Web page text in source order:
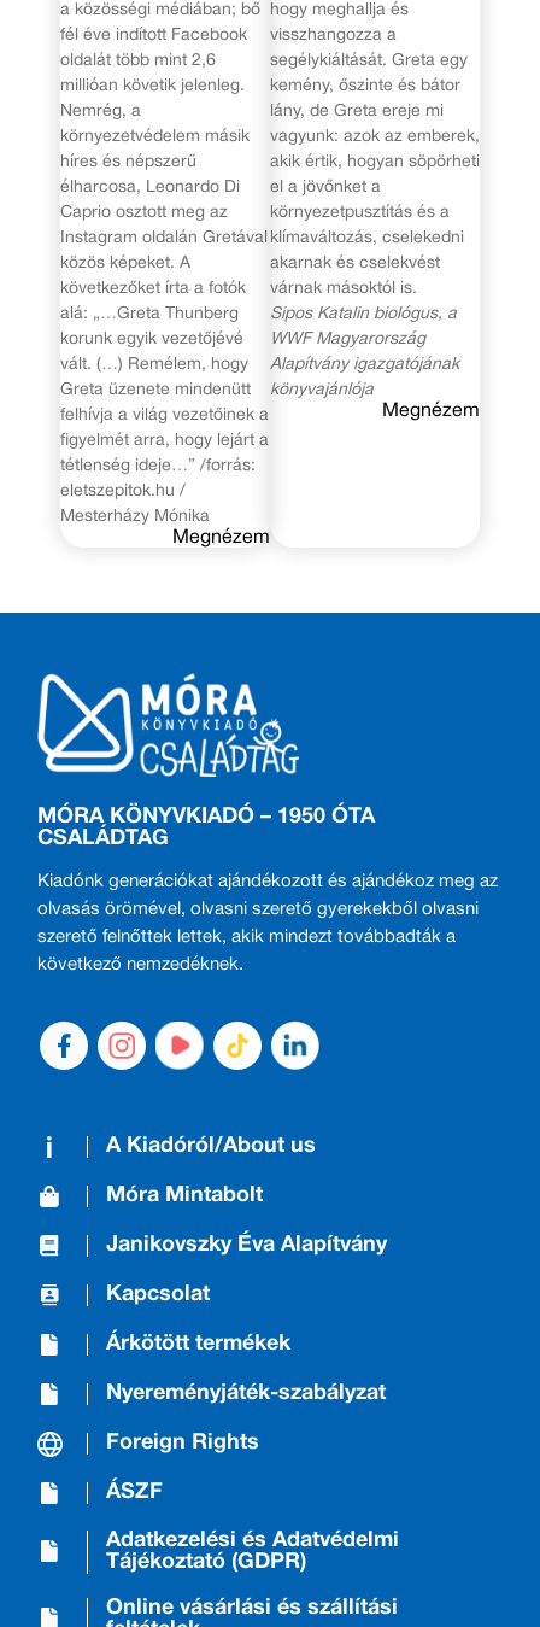
a közösségi médiában; bő
fél éve indított Facebook
oldalát több mint 2,6
millióan követik jelenleg.
Nemrég, a
környezetvédelem másik
híres és népszerű
élharcosa, Leonardo Di
Caprio osztott meg az
Instagram oldalán Gretával
közös képeket. A
következőket írta a fotók
alá: „…Greta Thunberg
korunk egyik vezetőjévé
vált. (…) Remélem, hogy
Greta üzenete mindenütt
felhívja a világ vezetőinek a
figyelmét arra, hogy lejárt a
tétlenség ideje…” /forrás:
eletszepitok.hu /
Mesterházy Mónika
Megnézem
hogy meghallja és
visszhangozza a
segélykiáltását. Greta egy
kemény, őszinte és bátor
lány, de Greta ereje mi
vagyunk: azok az emberek,
akik értik, hogyan söpörheti
el a jövőnket a
környezetpusztítás és a
klímaváltozás, cselekedni
akarnak és cselekvést
várnak másoktól is.
Sipos Katalin biológus, a
WWF Magyarország
Alapítvány igazgatójának
könyvajánlója
Megnézem
MÓRA KÖNYVKIADÓ – 1950 ÓTA
CSALÁDTAG
Kiadónk generációkat ajándékozott és ajándékoz meg az
olvasás örömével, olvasni szerető gyerekekből olvasni
szerető felnőttek lettek, akik mindezt továbbadták a
következő nemzedéknek.
A Kiadóról/About us
Móra Mintabolt
Janikovszky Éva Alapítvány
Kapcsolat
Árkötött termékek
Nyereményjáték-szabályzat
Foreign Rights
ÁSZF
Adatkezelési és Adatvédelmi
Tájékoztató (GDPR)
Online vásárlási és szállítási